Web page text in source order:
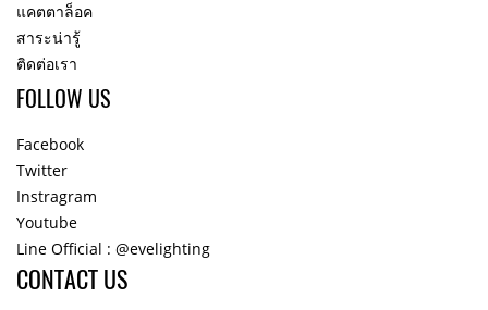
แคตตาล็อค
สาระน่ารู้
ติดต่อเรา
FOLLOW US
Facebook
Twitter
Instragram
Youtube
Line Official : @evelighting
CONTACT US